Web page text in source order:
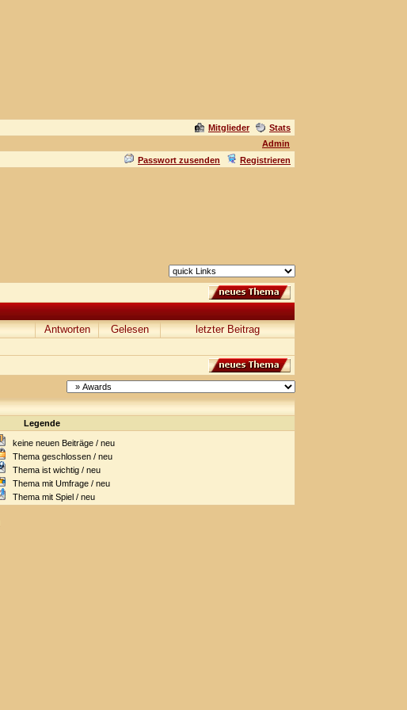
Mitglieder
Stats
Admin
Passwort zusenden Registrieren
Antworten Gelesen
letzter Beitrag
Legende
keine neuen Beiträge / neu
Thema geschlossen / neu
Thema ist wichtig / neu
Thema mit Umfrage / neu
Thema mit Spiel / neu